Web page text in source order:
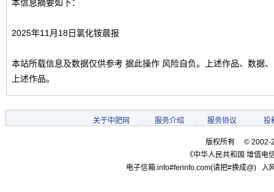
本信息摘要如下：
2025年11月18日氯化铵晨报
本站所载信息及数据仅供参考 据此操作 风险自负。上述作品、数据
上述作品。
关于中肥网 - 服务介绍 - 服务协议 - 投
版权所有 © 2002-
《中华人民共和国 增值电
电子信箱:info#ferinfo.com(请把#换成@)